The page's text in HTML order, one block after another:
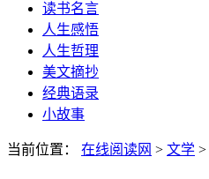
读书名言
人生感悟
人生哲理
美文摘抄
经典语录
小故事
当前位置： 在线阅读网 > 文学 >